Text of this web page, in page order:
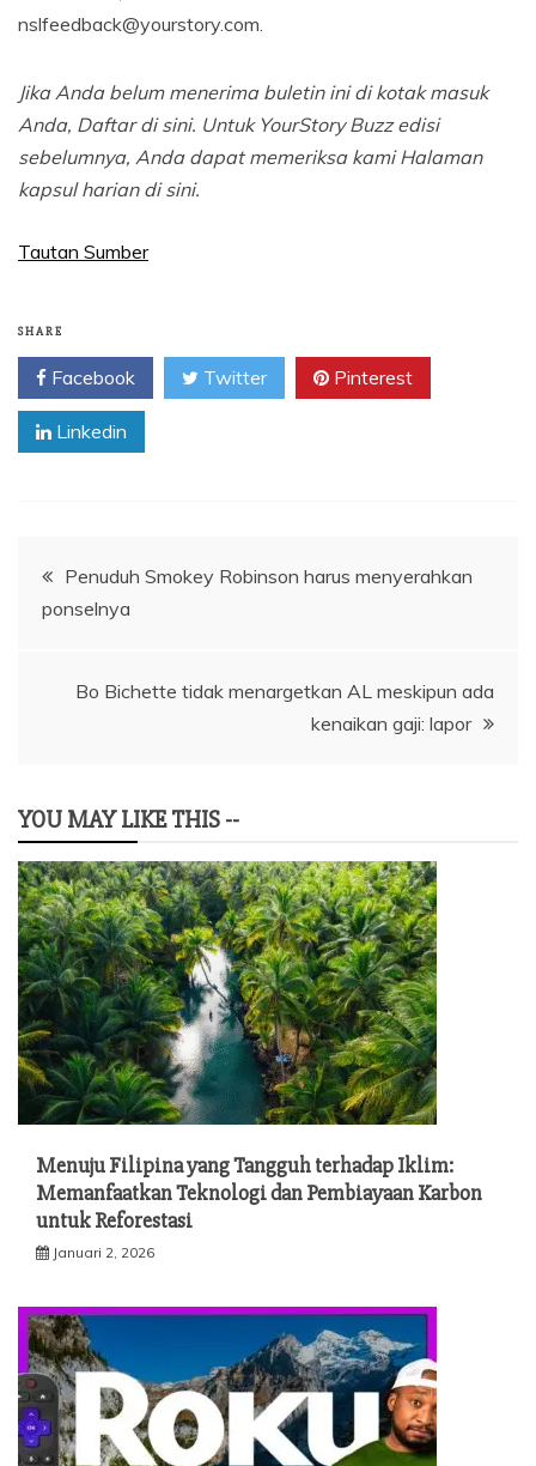
nslfeedback@yourstory.com.
Jika Anda belum menerima buletin ini di kotak masuk
Anda, Daftar di sini. Untuk YourStory Buzz edisi
sebelumnya, Anda dapat memeriksa kamiHalaman
kapsul harian di sini.
Tautan Sumber
SHARE
Facebook Twitter Pinterest
Linkedin
Navigasi
pos
Penuduh Smokey Robinson harus menyerahkan
ponselnya
Bo Bichette tidak menargetkan AL meskipun ada
kenaikan gaji: lapor
YOU MAY LIKE THIS --
Menuju Filipina yang Tangguh terhadap Iklim:
Memanfaatkan Teknologi dan Pembiayaan Karbon
untuk Reforestasi
Januari 2, 2026